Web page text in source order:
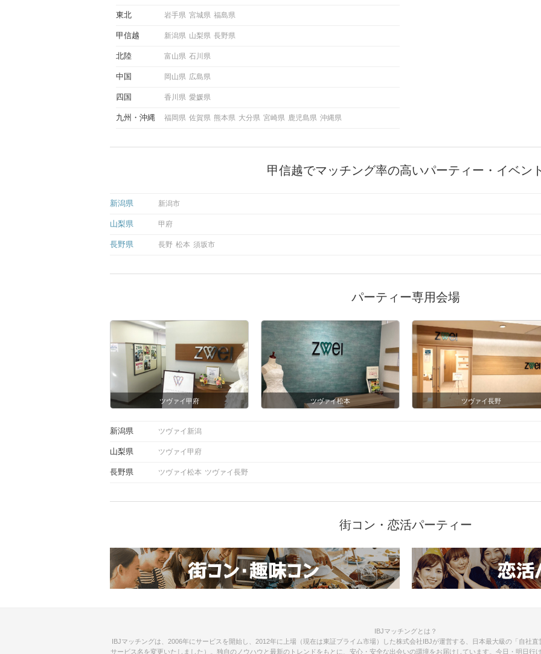
東北 岩手県 宮城県 福島県
甲信越 新潟県 山梨県 長野県
北陸 富山県 石川県
中国 岡山県 広島県
四国 香川県 愛媛県
九州 沖縄 福岡県 佐賀県 熊本県 大分県 宮崎県 鹿児島県 沖縄県
甲信越でマッチング率の高いパーティー・イベン
新潟県 新潟市
山梨県 甲府
長野県 長野 松本 須坂市
パーティー専用会場
ツヴァイ甲府 ツヴァイ松本 ツヴァイ長野
新潟県 ツヴァイ新潟
山梨県 ツヴァイ甲府
長野県 ツヴァイ松本 ツヴァイ長野
街コン・恋活パーティー
IBJマッチングとは？
IBJマッチングは、2006年にサービスを開始し、2012年に上場（現在は東証プライム市場）した株式会社IBJが運営する、日本最大級の「自社
サービス名を変更いたしました）。独自のノウハウと最新のトレンドをもとに、安心・安全な出会いの環境をお届けしています。今日・明日行